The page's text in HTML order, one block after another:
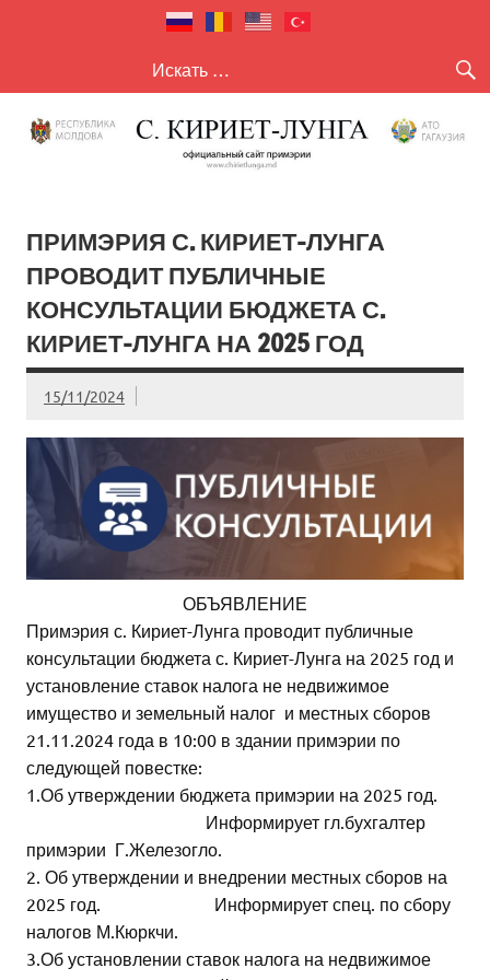
— Лунга
ПРИМЭРИЯ С. КИРИЕТ-ЛУНГА
ПРОВОДИТ ПУБЛИЧНЫЕ
КОНСУЛЬТАЦИИ БЮДЖЕТА С.
КИРИЕТ-ЛУНГА НА 2025 ГОД
15/11/2024
ОБЪЯВЛЕНИЕ
Примэрия с. Кириет-Лунга проводит публичные
консультации бюджета с. Кириет-Лунга на 2025 год и
установление ставок налога не недвижимое
имущество и земельный налог и местных сборов
21.11.2024 года в 10:00 в здании примэрии по
следующей повестке:
1.Об утверждении бюджета примэрии на 2025 год.
Информирует гл.бухгалтер
примэрии Г.Железогло.
2. Об утверждении и внедрении местных сборов на
2025 год. Информирует спец. по сбору
налогов М.Кюркчи.
3.Об установлении ставок налога на недвижимое